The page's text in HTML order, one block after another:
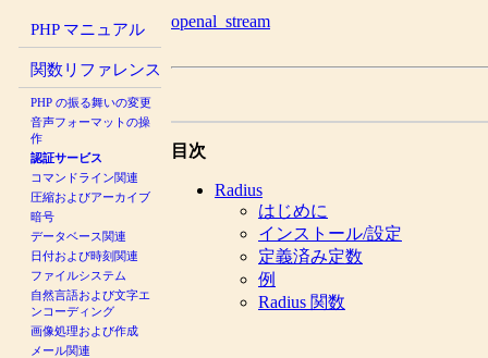
PHP マニュアル
関数リファレンス
PHP の振る舞いの変更
音声フォーマットの操
作
認証サービス
コマンドライン関連
圧縮およびアーカイブ
暗号
データベース関連
日付および時刻関連
ファイルシステム
自然言語および文字エ
ンコーディング
画像処理および作成
メール関連
openal_stream
目次
Radius
はじめに
インストール/設定
定義済み定数
例
Radius 関数